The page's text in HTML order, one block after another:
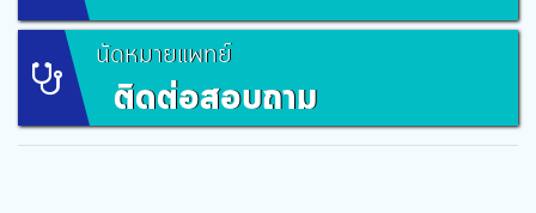
นัดหมายแพทย์
ติดต่อสอบถาม